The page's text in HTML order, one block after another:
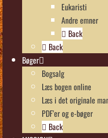
Eukaristi
Andre emner
Back
Back
Bøger
Bogsalg
Læs bogen online
Læs i det originale
PDF’er og e-bøger
Back